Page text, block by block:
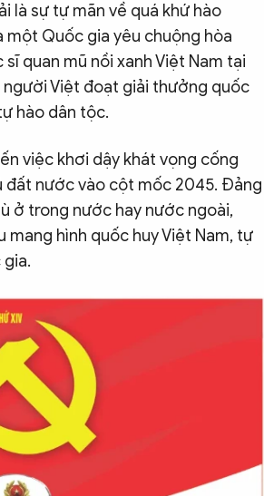
là sự tự mãn về quá khứ hào
Quốc gia yêu chuộng hòa
quan mũ nồi xanh Việt Nam tại
Việt đoạt giải thưởng quốc
hào dân tộc.
việc khơi dậy khát vọng cống
đất nước vào cột mốc 2045. Đảng
ở trong nước hay nước ngoài,
hình quốc huy Việt Nam, tự